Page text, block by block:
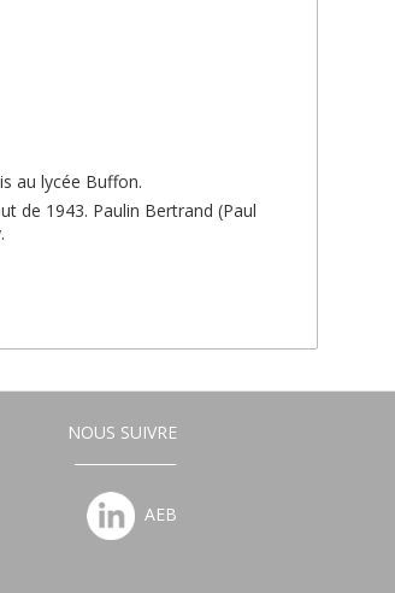
au lycée Buffon.
de 1943. Paulin Bertrand (Paul
NOUS SUIVRE
AEB